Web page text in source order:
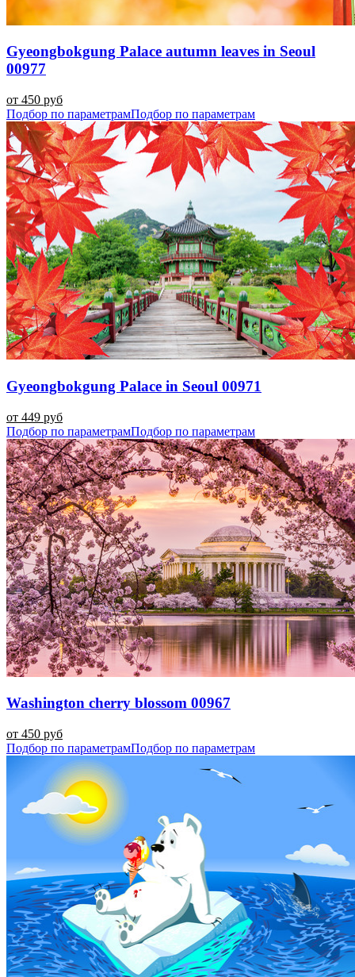
Gyeongbokgung Palace autumn leaves in Seoul
00977
от 450 руб
Подбор по параметрамПодбор по параметрам
Gyeongbokgung Palace in Seoul 00971
от 449 руб
Подбор по параметрамПодбор по параметрам
Washington cherry blossom 00967
от 450 руб
Подбор по параметрамПодбор по параметрам